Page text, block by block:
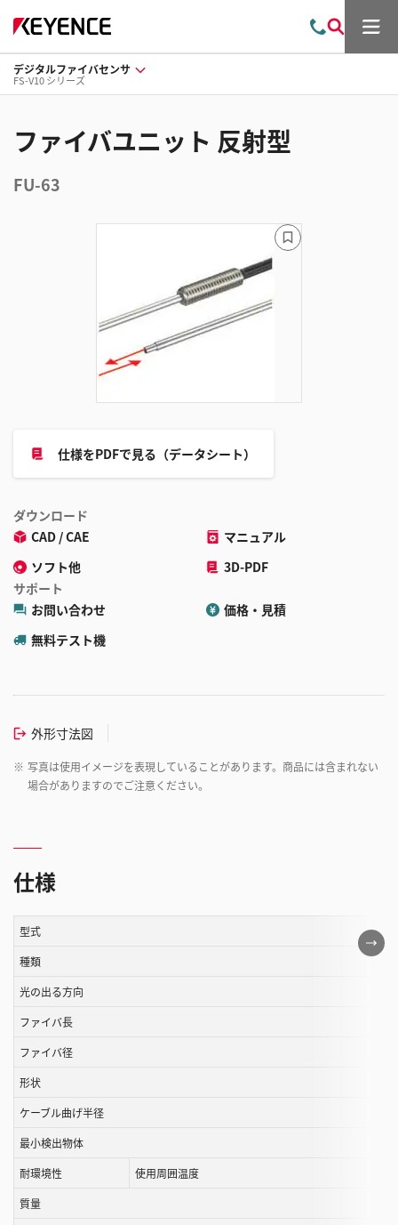
問
わ
索
メ
デジタルファイバセンサ
FS-V10 シリーズ
ファイバユニット 反射型
FU-63
仕様をPDFで見る（データシート）
ダウンロード
CAD / CAE
マニュアル
ソフト他
3D-PDF
サポート
お問い合わせ
価格・見積
無料テスト機
外形寸法図
※ 写真は使用イメージを表現していることがあります。商品には含まれない
場合がありますのでご注意ください。
ブ
ッ
仕様
こ
の
型式
種類
光の出る方向
ファイバ長
ファイバ径
形状
ケーブル曲げ半径
最小検出物体
耐環境性
使用周囲温度
質量